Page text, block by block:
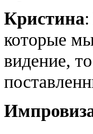
Кристина
которые
видение,